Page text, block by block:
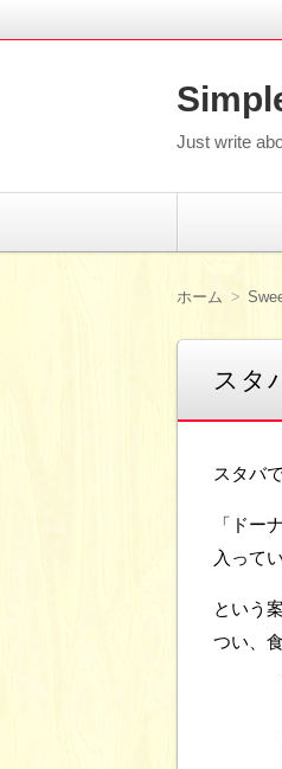
Just write
ホーム
スタ
スタバ
「ドー
入って
という
つい、